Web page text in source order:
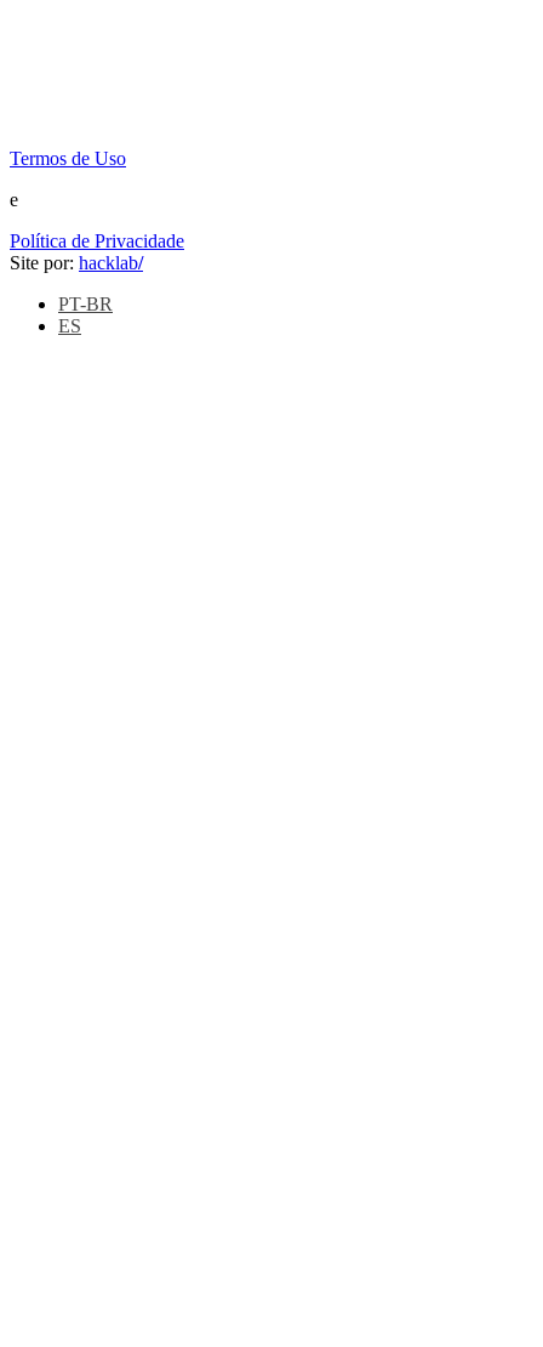
Termos de Uso
e
Política de Privacidade
Site por: hacklab/
PT-BR
ES